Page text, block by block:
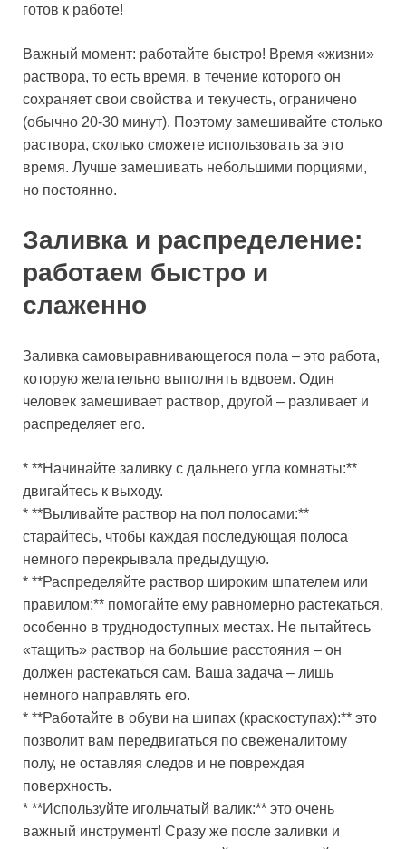
готов к работе!
Важный момент: работайте быстро! Время «жизни»
раствора, то есть время, в течение которого он
сохраняет свои свойства и текучесть, ограничено
(обычно 20-30 минут). Поэтому замешивайте столько
раствора, сколько сможете использовать за это
время. Лучше замешивать небольшими порциями,
но постоянно.
Заливка и распределение:
работаем быстро и
слаженно
Заливка самовыравнивающегося пола – это работа,
которую желательно выполнять вдвоем. Один
человек замешивает раствор, другой – разливает и
распределяет его.
* **Начинайте заливку с дальнего угла комнаты:**
двигайтесь к выходу.
* **Выливайте раствор на пол полосами:**
старайтесь, чтобы каждая последующая полоса
немного перекрывала предыдущую.
* **Распределяйте раствор широким шпателем или
правилом:** помогайте ему равномерно растекаться,
особенно в труднодоступных местах. Не пытайтесь
«тащить» раствор на большие расстояния – он
должен растекаться сам. Ваша задача – лишь
немного направлять его.
* **Работайте в обуви на шипах (краскоступах):** это
позволит вам передвигаться по свеженалитому
полу, не оставляя следов и не повреждая
поверхность.
* **Используйте игольчатый валик:** это очень
важный инструмент! Сразу же после заливки и